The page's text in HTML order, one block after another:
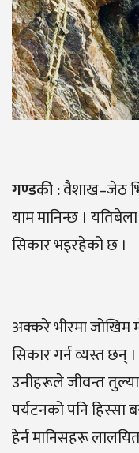
गण्डकी:वैशाख–जेठ
याम मानिन्छ ।
सिकार भइरहेको छ ।
अक्करे भीरमा जोखिम
सिकार गर्न व्यस्त छन्
उनीहरूले जीवन्त
पर्यटनको पनि
हेर्न मानिसहरू